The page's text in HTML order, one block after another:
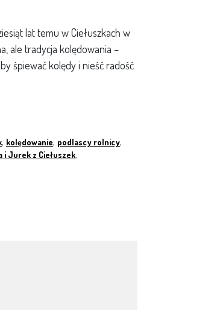
lat temu w Ciełuszkach w
ale tradycja kolędowania –
śpiewać kolędy i nieść radość
, kolędowanie, podlascy rolnicy,
i Jurek z Ciełuszek,